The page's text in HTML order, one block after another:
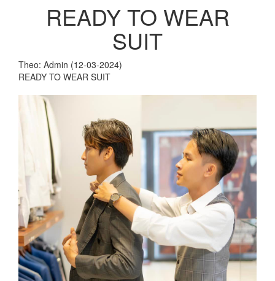
READY TO WEAR
SUIT
Theo: Admin (12-03-2024)
READY TO WEAR SUIT